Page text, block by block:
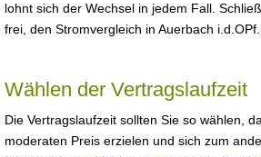
lohnt sich der Wechsel in jedem Fall.
frei, den Stromvergleich in Auerbach
Wählen der Vertragslaufzeit
Die Vertragslaufzeit sollten Sie so wählen,
moderaten Preis erzielen und sich zum